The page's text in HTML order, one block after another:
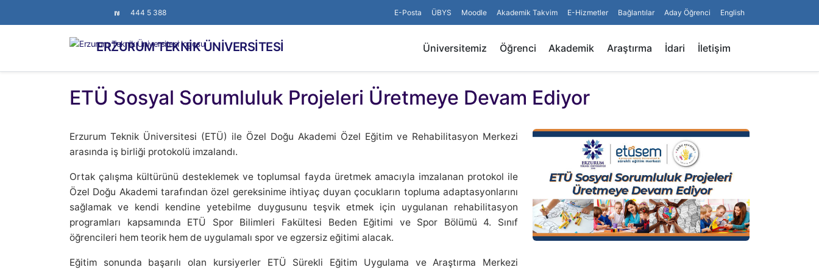
444 5 388 E-Posta ÜBYS Moodle Akademik Takvim E-Hizmetler Bağlantılar Aday Öğrenci English
ERZURUM TEKNİK ÜNİVERSİTESİ Üniversitemiz Öğrenci Akademik Araştırma İdari İletişim
ETÜ Sosyal Sorumluluk Projeleri Üretmeye Devam Ediyor
Erzurum Teknik Üniversitesi (ETÜ) ile Özel Doğu Akademi Özel Eğitim ve Rehabilitasyon Merkezi
arasında iş birliği protokolü imzalandı.
Ortak çalışma kültürünü desteklemek ve toplumsal fayda üretmek amacıyla imzalanan protokol ile
Özel Doğu Akademi tarafından özel gereksinime ihtiyaç duyan çocukların topluma adaptasyonlarını
sağlamak ve kendi kendine yetebilme duygusunu teşvik etmek için uygulanan rehabilitasyon
programları kapsamında ETÜ Spor Bilimleri Fakültesi Beden Eğitimi ve Spor Bölümü 4. Sınıf
öğrencileri hem teorik hem de uygulamalı spor ve egzersiz eğitimi alacak.
Eğitim sonunda başarılı olan kursiyerler ETÜ Sürekli Eğitim Uygulama ve Araştırma Merkezi